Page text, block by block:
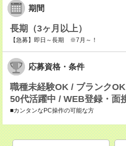
期間
長期（3ヶ月以上）
【急募】即日～長期 ※7月～！
応募資格・条件
職種未経験OK / ブランク
50代活躍中 / WEB登録・面
■カンタンなPC操作の可能な方